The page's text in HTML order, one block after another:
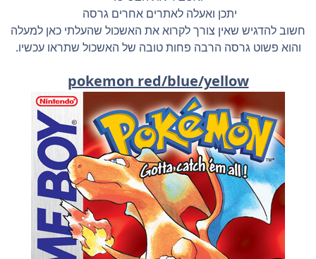
יתכן ואעלה לאתרים אחרים גרסה
חשוב להדגיש שאין צורך לקרוא את האשכול שהעלתי כאן למעלה
והוא פשוט גרסה הרבה פחות טובה של האשכול שתראו עכשיו.
pokemon red/blue/yellow